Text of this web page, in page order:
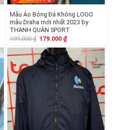
Mẫu Áo Bóng Đá Không LOGO
mẫu Draha mới nhất 2023 by
THANH QUÂN SPORT
199.000₫ Giá
là:
199.000 ₫.
179.000 ₫Giá
tại
là:
179.000 ₫.